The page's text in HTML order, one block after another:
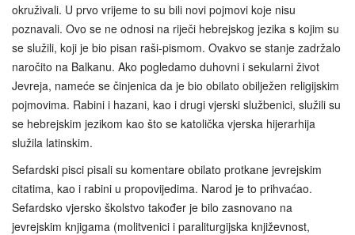
okruživali. U prvo vrijeme to su bili novi pojmovi koje nisu
poznavali. Ovo se ne odnosi na riječi hebrejskog jezika s kojim su
se služili, koji je bio pisan raši-pismom. Ovakvo se stanje zadržalo
naročito na Balkanu. Ako pogledamo duhovni i sekularni život
Jevreja, nameće se činjenica da je bio obilato obilježen religijskim
pojmovima. Rabini i hazani, kao i drugi vjerski službenici, služili su
se hebrejskim jezikom kao što se katolička vjerska hijerarhija
služila latinskim.
Sefardski pisci pisali su komentare obilato protkane jevrejskim
citatima, kao i rabini u propovijedima. Narod je to prihvaćao.
Sefardsko vjersko školstvo također je bilo zasnovano na
jevrejskim knjigama (molitvenici i paraliturgijska književnost,